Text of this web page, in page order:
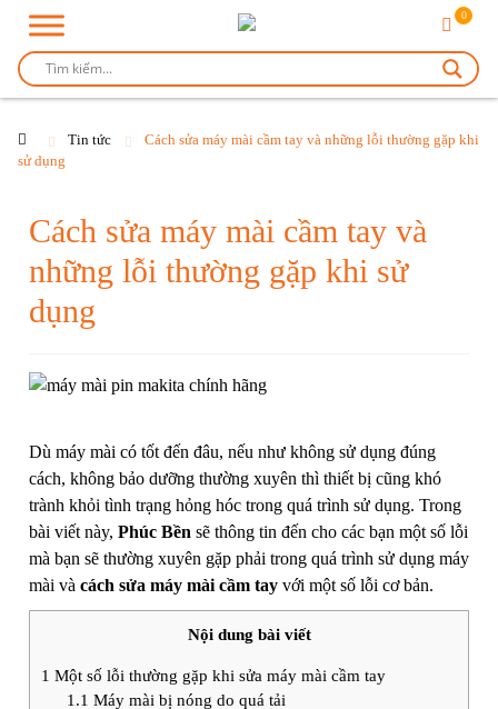
0
Tin tức
Cách sửa máy mài cầm tay và những lỗi thường gặp khi
sử dụng
Cách sửa máy mài cầm tay và
những lỗi thường gặp khi sử
dụng
Dù máy mài có tốt đến đâu, nếu như không sử dụng đúng
cách, không bảo dưỡng thường xuyên thì thiết bị cũng khó
trành khỏi tình trạng hỏng hóc trong quá trình sử dụng. Trong
bài viết này, Phúc Bền sẽ thông tin đến cho các bạn một số lỗi
mà bạn sẽ thường xuyên gặp phải trong quá trình sử dụng máy
mài và cách sửa máy mài cầm tay với một số lỗi cơ bản.
Nội dung bài viết
1 Một số lỗi thường gặp khi sửa máy mài cầm tay
1.1 Máy mài bị nóng do quá tải